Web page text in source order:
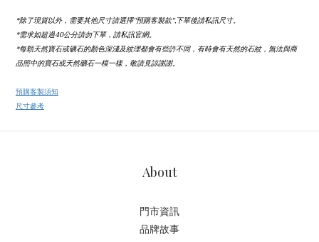
*除了現貨以外，需要其他尺寸請選擇''預購客製款'',下單後請私訊尺寸。
*需求如超過40公分請勿下單，請私訊官網。
*每顆天然寶石或礦石的顏色深淺及紋理都會有些許不同，有時會有天然的石紋，無法與商
品照中的寶石或天然礦石一模一樣，敬請見諒謝謝。
預購客製須知
尺寸參考
About
門市資訊
品牌故事